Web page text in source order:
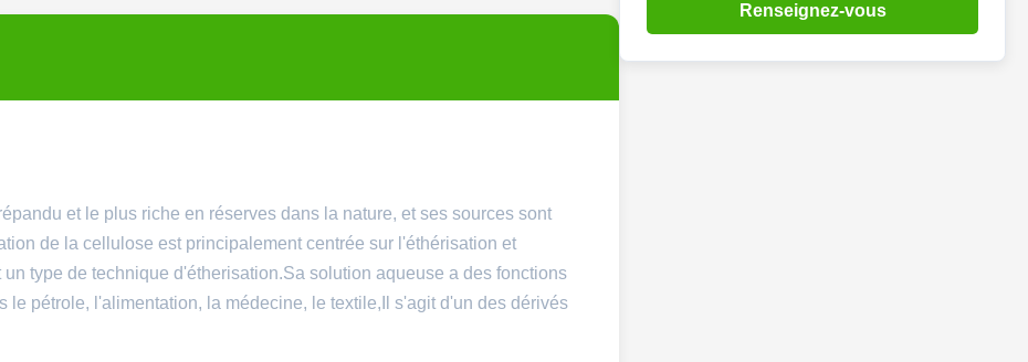
et le plus riche en réserves dans la nature, et ses sources sont
de la cellulose est principalement centrée sur l'éthérisation et
type de technique d'étherisation.Sa solution aqueuse a des fonctions
pétrole, l'alimentation, la médecine, le textile,Il s'agit d'un des dérivés
Renseignez-vous